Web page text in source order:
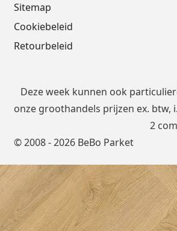
Sitemap
Cookiebeleid
Retourbeleid
© 2008 - 2026 BeBo Parket
Deze week kunnen ook
onze groothandels prijzen ex. btw,
2